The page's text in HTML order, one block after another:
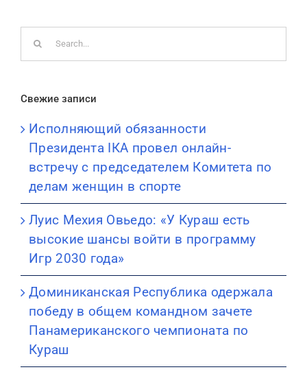
Свежие записи
Исполняющий обязанности
Президента IКА провел онлайн-
встречу с председателем Комитета по
делам женщин в спорте
Луис Мехия Овьедо: «У Кураш есть
высокие шансы войти в программу
Игр 2030 года»
Доминиканская Республика одержала
победу в общем командном зачете
Панамериканского чемпионата по
Кураш